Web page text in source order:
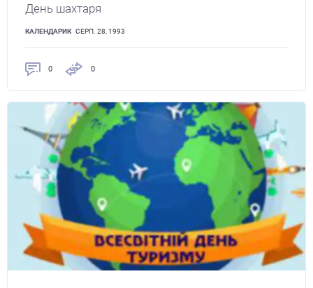
День шахтаря
КАЛЕНДАРИК СЕРП. 28, 1993
0 0